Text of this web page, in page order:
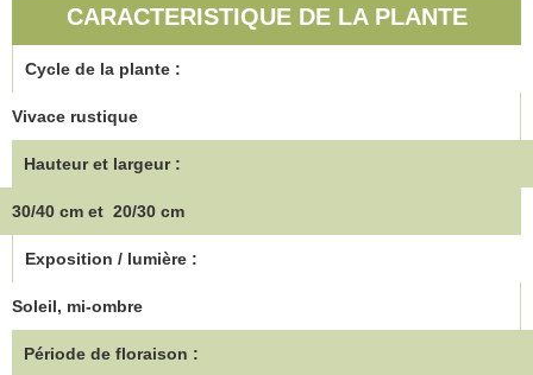
CARACTERISTIQUE DE LA PLANTE
Cycle de la plante :
Vivace rustique
Hauteur et largeur :
30/40 cm et 20/30 cm
Exposition / lumière :
Soleil, mi-ombre
Période de floraison :